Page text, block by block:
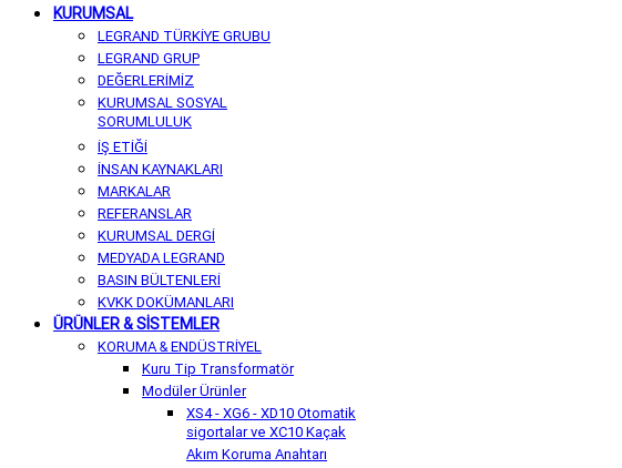
KURUMSAL
LEGRAND TÜRKİYE GRUBU
LEGRAND GRUP
DEĞERLERİMİZ
KURUMSAL SOSYAL
SORUMLULUK
İŞ ETİĞİ
İNSAN KAYNAKLARI
MARKALAR
REFERANSLAR
KURUMSAL DERGİ
MEDYADA LEGRAND
BASIN BÜLTENLERİ
KVKK DOKÜMANLARI
ÜRÜNLER & SİSTEMLER
KORUMA & ENDÜSTRİYEL
Kuru Tip Transformatör
Modüler Ürünler
XS4 - XG6 - XD10 Otomatik
sigortalar ve XC10 Kaçak
Akım Koruma Anahtarı